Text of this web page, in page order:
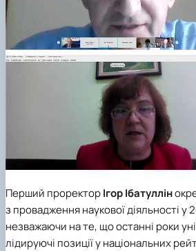
Перший проректорІгор Ібатуллін
з провадження наукової діяльності у
незважаючи на те, що останні роки
лідируючі позиції у національних